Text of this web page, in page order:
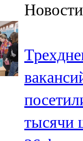
91,5 FM
106,1
Кама
71,51
Кукмара
Новости
тысячи